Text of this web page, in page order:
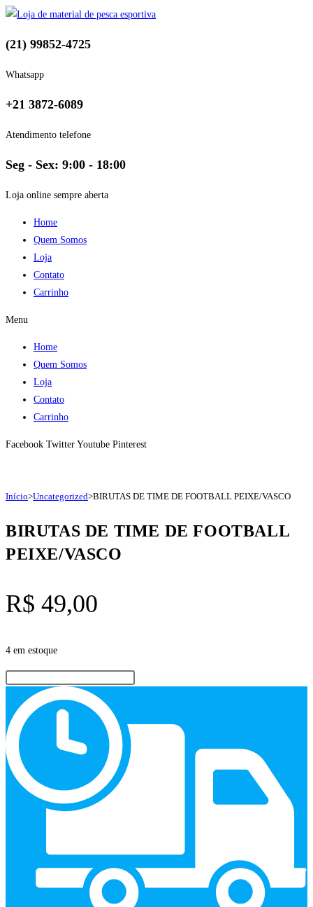
(21) 99852-4725
Whatsapp
+21 3872-6089
Atendimento telefone
Seg - Sex: 9:00 - 18:00
Loja online sempre aberta
Home
Quem Somos
Loja
Contato
Carrinho
Menu
Home
Quem Somos
Loja
Contato
Carrinho
Facebook Twitter Youtube Pinterest
Início>Uncategorized>BIRUTAS DE TIME DE FOOTBALL PEIXE/VASCO
BIRUTAS DE TIME DE FOOTBALL
PEIXE/VASCO
R$ 49,00
4 em estoque